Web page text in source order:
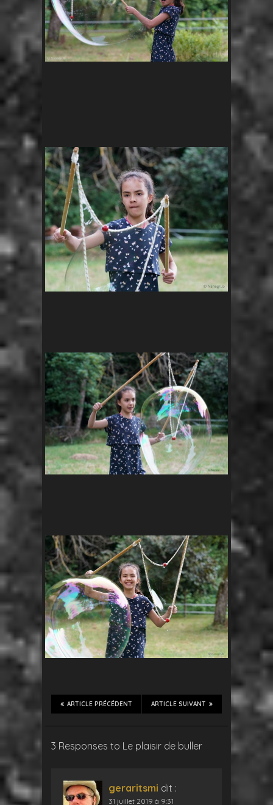
ARTICLE SUIVANT
ARTICLE PRÉCÉDENT
3 Responses to Le plaisir de buller
geraritsmi dit :
31 juillet 2019 à 9:31